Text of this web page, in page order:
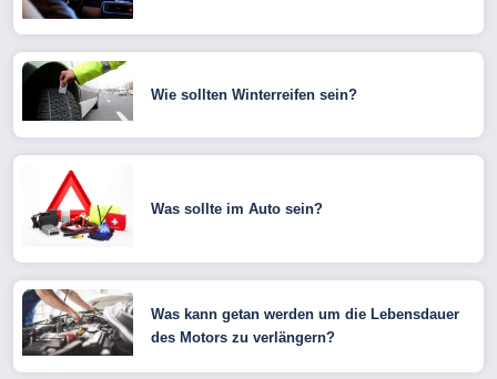
Wie sollten Winterreifen sein?
Was sollte im Auto sein?
Was kann getan werden um die Lebensdauer
des Motors zu verlängern?